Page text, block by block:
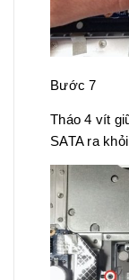
Bước 7
Tháo 4 vít
SATA ra